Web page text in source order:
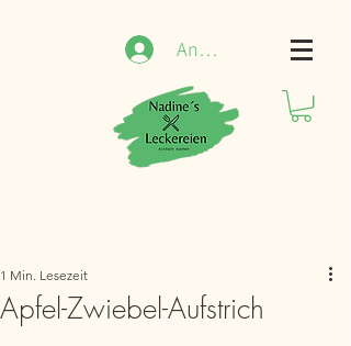
Anmelden
Apfel-Zwiebel-Aufstrich
1 Min. Lesezeit